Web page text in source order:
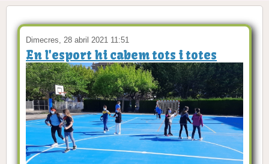
Dimecres, 28 abril 2021 11:51
En l'esport hi cabem tots i totes